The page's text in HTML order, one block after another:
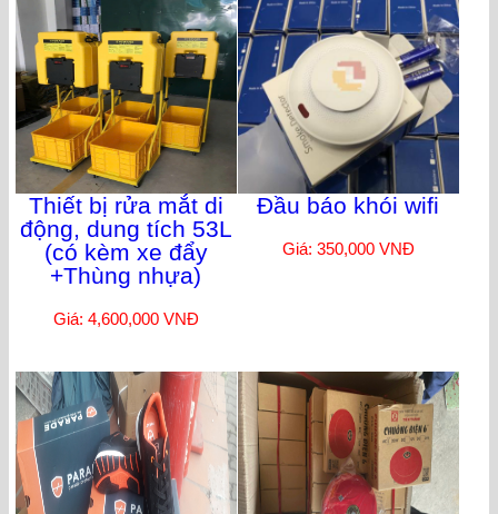
Thiết bị rửa mắt di
động, dung tích 53L
(có kèm xe đẩy
+Thùng nhựa)
Giá: 4,600,000 VNĐ
Đầu báo khói wifi
Giá: 350,000 VNĐ